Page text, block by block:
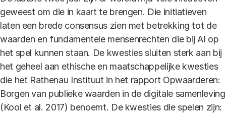
geweest om die in kaart te brengen. Die initiatieven
laten een brede consensus zien met betrekking tot de
waarden en fundamentele mensenrechten die bij AI op
het spel kunnen staan. De kwesties sluiten sterk aan bij
het geheel aan ethische en maatschappelijke kwesties
die het Rathenau Instituut in het rapport Opwaarderen:
Borgen van publieke waarden in de digitale samenleving
(Kool et al. 2017) benoemt. De kwesties die spelen zijn: